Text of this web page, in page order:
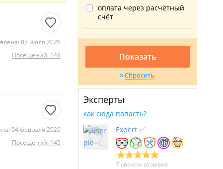
07 июля 2026
Посещений: 148
04 февраля 2026
Посещений: 145
оплата через расчётный
счёт
Показать
Сбросить
Эксперты
как сюда попасть?
Expert ✅
7 свежих отзывов